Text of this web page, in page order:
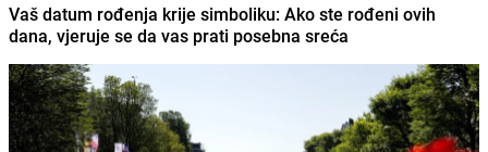
Vaš datum rođenja krije simboliku: Ako ste rođeni ovih
dana, vjeruje se da vas prati posebna sreća